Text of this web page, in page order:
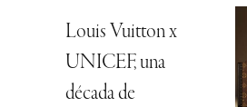
Louis Vuitton x
UNICEF, una
década de